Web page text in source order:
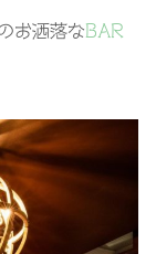
お洒落な BAR